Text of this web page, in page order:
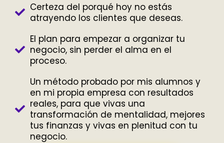
Certeza del porqué hoy no estás
atrayendo los clientes que deseas.
El plan para empezar a organizar tu
negocio, sin perder el alma en el
proceso.
Un método probado por mis alumnos y
en mi propia empresa con resultados
reales, para que vivas una
transformación de mentalidad, mejores
tus finanzas y vivas en plenitud con tu
negocio.